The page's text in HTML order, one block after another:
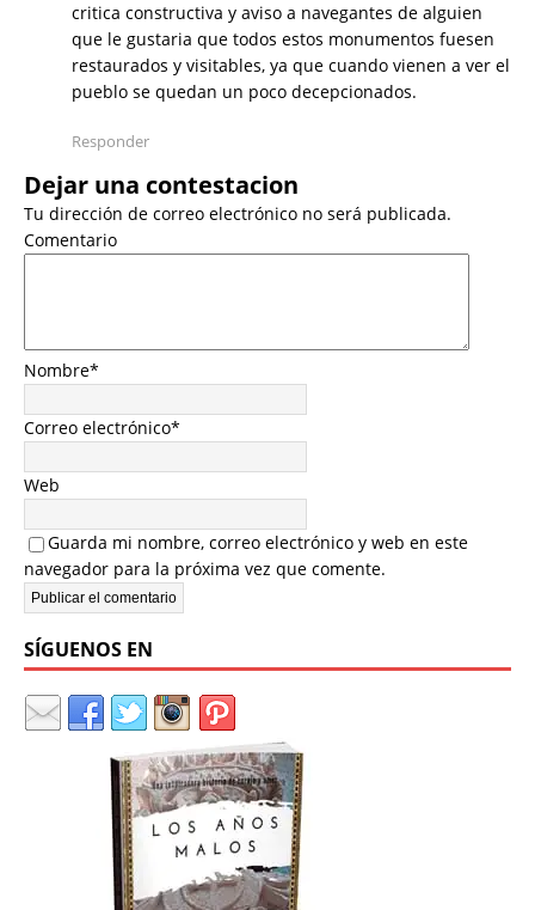
critica constructiva y aviso a navegantes de alguien
que le gustaria que todos estos monumentos fuesen
restaurados y visitables, ya que cuando vienen a ver el
pueblo se quedan un poco decepcionados.
Responder
Dejar una contestacion
Tu dirección de correo electrónico no será publicada.
Comentario
Nombre*
Correo electrónico*
Web
Guarda mi nombre, correo electrónico y web en este
navegador para la próxima vez que comente.
SÍGUENOS EN